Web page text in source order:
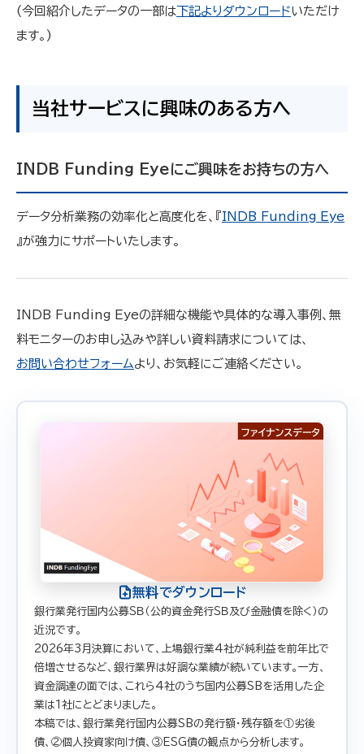
(今回紹介したデータの一部は下記よりダウンロードいただけ
ます。)
当社サービスに興味のある方へ
INDB Funding Eyeにご興味をお持ちの方へ
データ分析業務の効率化と高度化を、『INDB Funding Eye
』が強力にサポートいたします。
INDB Funding Eyeの詳細な機能や具体的な導入事例、無
料モニターのお申し込みや詳しい資料請求については、
お問い合わせフォーム より、お気軽にご連絡ください。
無料でダウンロード
銀行業発行国内公募ＳＢ（公的資金発行ＳＢ及び金融債を除く）の
近況です。
2026年3月決算において、上場銀行業4社が純利益を前年比で
倍増させるなど、銀行業界は好調な業績が続いています。一方、
資金調達の面では、これら4社のうち国内公募SBを活用した企
業は1社にとどまりました。
本稿では、銀行業発行国内公募SBの発行額・残存額を①劣後
債、②個人投資家向け債、③ESG債の観点から分析します。